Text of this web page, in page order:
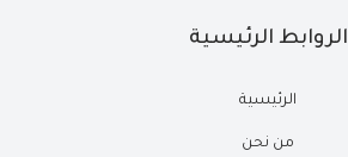
الروابط الرئيسية
الرئيسية
من نحن